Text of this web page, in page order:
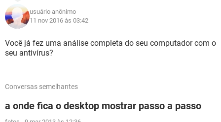
usuário anônimo
11 nov 2016 às 03:42
Você já fez uma análise completa do seu computador com o
seu antivírus?
Conversas semelhantes
a onde fica o desktop mostrar passo a passo